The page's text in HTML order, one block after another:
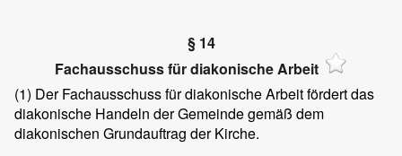
§ 14
Fachausschuss für diakonische Arbeit
(1) Der Fachausschuss für diakonische Arbeit fördert das
diakonische Handeln der Gemeinde gemäß dem
diakonischen Grundauftrag der Kirche.